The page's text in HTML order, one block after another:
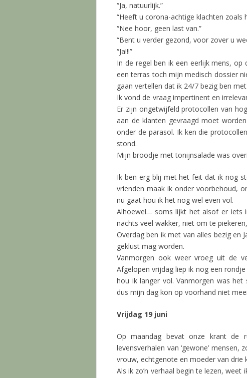
“Ja, natuurlijk.”
“Heeft u corona-achtige klachten zoals
“Nee hoor, geen last van.”
“Bent u verder gezond, voor zover u
“Ja!!!”
In de regel ben ik een eerlijk mens,
een terras toch mijn medisch dossier
gaan vertellen dat ik 24/7 bezig ben
Ik vond de vraag impertinent en
Er zijn ongetwijfeld protocollen van
aan de klanten gevraagd moet
onder de parasol. Ik ken die
stond.
Mijn broodje met tonijnsalade was
Ik ben erg blij met het feit dat ik nog
vrienden maak ik onder voorbehoud,
nu gaat hou ik het nog wel even vol.
Alhoewel… soms lijkt het alsof er iets
nachts veel wakker, niet om te
Overdag ben ik met van alles bezig en
geklust mag worden.
Vanmorgen ook weer vroeg uit de
Afgelopen vrijdag liep ik nog een
hou ik langer vol. Vanmorgen was
dus mijn dag kon op voorhand niet
Vrijdag 19 juni
Op maandag bevat onze krant de
levensverhalen van ‘gewone’
vrouw, echtgenote en moeder van drie
Als ik zo’n verhaal begin te lezen,